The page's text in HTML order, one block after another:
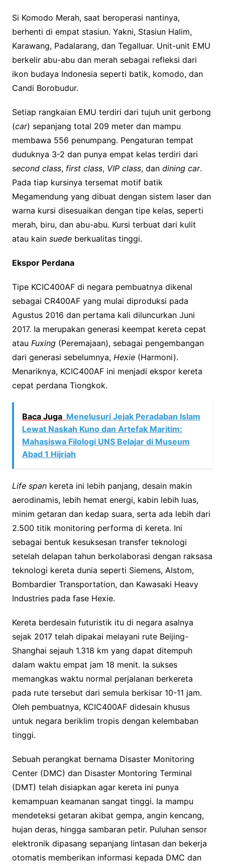
Si Komodo Merah, saat beroperasi nantinya,
berhenti di empat stasiun. Yakni, Stasiun Halim,
Karawang, Padalarang, dan Tegalluar. Unit-unit EMU
berkelir abu-abu dan merah sebagai refleksi dari
ikon budaya Indonesia seperti batik, komodo, dan
Candi Borobudur.
Setiap rangkaian EMU terdiri dari tujuh unit gerbong
(car) sepanjang total 209 meter dan mampu
membawa 556 penumpang. Pengaturan tempat
duduknya 3-2 dan punya empat kelas terdiri dari
second class, first class, VIP class, dan dining car.
Pada tiap kursinya tersemat motif batik
Megamendung yang dibuat dengan sistem laser dan
warna kursi disesuaikan dengan tipe kelas, seperti
merah, biru, dan abu-abu. Kursi terbuat dari kulit
atau kain suedeberkualitas tinggi.
Ekspor Perdana
Tipe KCIC400AF di negara pembuatnya dikenal
sebagai CR400AF yang mulai diproduksi pada
Agustus 2016 dan pertama kali diluncurkan Juni
2017. Ia merupakan generasi keempat kereta cepat
atau Fuxing(Peremajaan), sebagai pengembangan
dari generasi sebelumnya, Hexie(Harmoni).
Menariknya, KCIC400AF ini menjadi ekspor kereta
cepat perdana Tiongkok.
Baca Juga Menelusuri Jejak Peradaban Islam
Lewat Naskah Kuno dan Artefak Maritim:
Mahasiswa Filologi UNS Belajar di Museum
Abad 1 Hijriah
Life spankereta ini lebih panjang, desain makin
aerodinamis, lebih hemat energi, kabin lebih luas,
minim getaran dan kedap suara, serta ada lebih dari
2.500 titik monitoring performa di kereta. Ini
sebagai bentuk kesuksesan transfer teknologi
setelah delapan tahun berkolaborasi dengan raksasa
teknologi kereta dunia seperti Siemens, Alstom,
Bombardier Transportation, dan Kawasaki Heavy
Industries pada fase Hexie.
Kereta berdesain futuristik itu di negara asalnya
sejak 2017 telah dipakai melayani rute Beijing-
Shanghai sejauh 1.318 km yang dapat ditempuh
dalam waktu empat jam 18 menit. Ia sukses
memangkas waktu normal perjalanan berkereta
pada rute tersebut dari semula berkisar 10-11 jam.
Oleh pembuatnya, KCIC400AF didesain khusus
untuk negara beriklim tropis dengan kelembaban
tinggi.
Sebuah perangkat bernama Disaster Monitoring
Center (DMC) dan Disaster Montoring Terminal
(DMT) telah disiapkan agar kereta ini punya
kemampuan keamanan sangat tinggi. Ia mampu
mendeteksi getaran akibat gempa, angin kencang,
hujan deras, hingga sambaran petir. Puluhan sensor
elektronik dipasang sepanjang lintasan dan bekerja
otomatis memberikan informasi kepada DMC dan